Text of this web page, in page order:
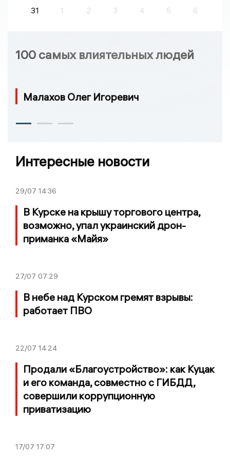
31
1 2 3 4 5 6
100 самых влиятельных людей
Малахов Олег Игоревич
Интересные новости
29/07 14:36
В Курске на крышу торгового центра,
возможно, упал украинский дрон-
приманка «Майя»
27/07 07:29
В небе над Курском гремят взрывы:
работает ПВО
22/07 14:24
Продали «Благоустройство»: как Куцак
и его команда, совместно с ГИБДД,
совершили коррупционную
приватизацию
17/07 17:07